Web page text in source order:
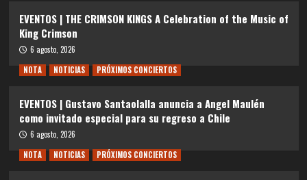
EVENTOS | THE CRIMSON KINGS A Celebration of the Music of
King Crimson
6 agosto, 2026
NOTA
NOTICIAS PRÓXIMOS CONCIERTOS
EVENTOS | Gustavo Santaolalla anuncia a Angel Maulén
como invitado especial para su regreso a Chile
6 agosto, 2026
NOTA
NOTICIAS PRÓXIMOS CONCIERTOS